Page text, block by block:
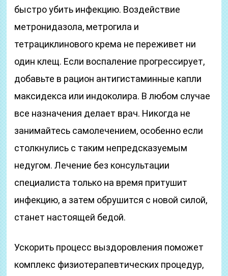
быстро убить инфекцию. Воздействие
метронидазола, метрогила и
тетрациклинового крема не переживет ни
один клещ. Если воспаление прогрессирует,
добавьте в рацион антигистаминные капли
максидекса или индоколира. В любом случае
все назначения делает врач. Никогда не
занимайтесь самолечением, особенно если
столкнулись с таким непредсказуемым
недугом. Лечение без консультации
специалиста только на время притушит
инфекцию, а затем обрушится с новой силой,
станет настоящей бедой.
Ускорить процесс выздоровления поможет
комплекс физиотерапевтических процедур,